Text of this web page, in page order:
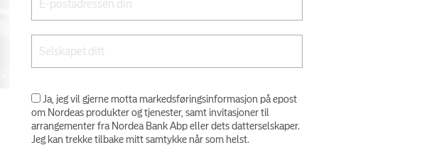
Ja, jeg vil gjerne motta markedsføringsinformasjon på epost
om Nordeas produkter og tjenester, samt invitasjoner til
arrangementer fra Nordea Bank Abp eller dets datterselskaper.
Jeg kan trekke tilbake mitt samtykke når som helst.